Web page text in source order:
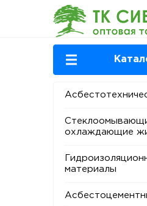
охлаждающие
материалы